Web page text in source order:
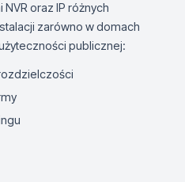
oraz IP różnych
zarówno w domach
publicznej: